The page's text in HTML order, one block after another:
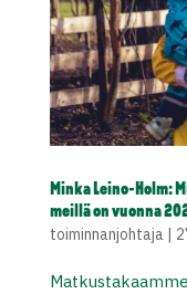
Minka Leino-Holm:
meillä on vuonna
toiminnanjohtaja|